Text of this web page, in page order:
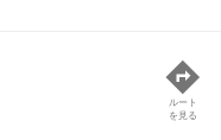
ルート
を見る